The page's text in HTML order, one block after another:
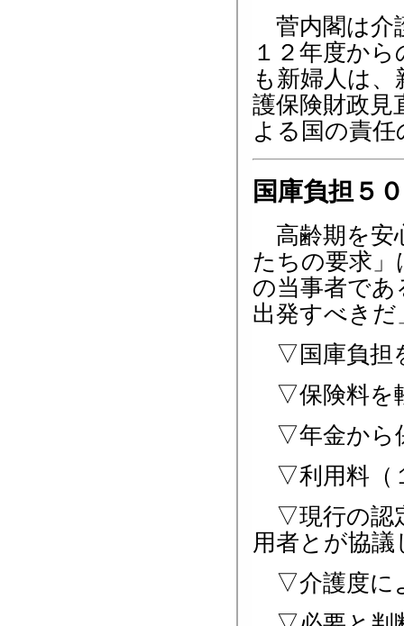
菅内閣は介
１２年度か
も新婦人は
護保険財政見
よる国の責
国庫負担５
高齢期を安
たちの要求」
の当事者で
出発すべき
▽国庫負担
▽保険料を
▽年金から
▽利用料（
▽現行の認
用者とが協
▽介護度に